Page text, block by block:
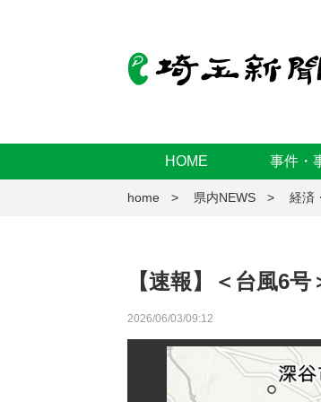
HOME 事件・
home 県内NEWS 経済
【速報】＜台風6
2026/06/03/09:12